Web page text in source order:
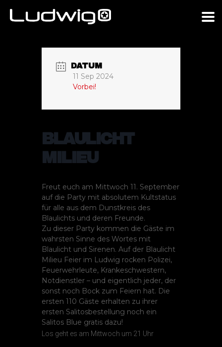
DATUM
11 Sep 2024
Vorbei!
BLAULICHT
MILIEU
Freut euch am Mittwoch 11. September
auf die Party mit absolutem Kultstatus
für alle aus dem Dunstkreis des
Blaulichts und deren Freunde.
Zu dieser Party kommen die Gäste im
wahrsten Sinne des Wortes mit
Blaulicht und Sirenen. Auf der Blaulicht
Milieu Feier im Ludwig rocken Polizei,
Feuerwehrleute, Krankeschwestern,
Notdienstler – und eigentlich jeder, der
sonst noch Bock zum Feiern hat. Die
ersten 110 Gäste erhalten zu ihrer
ersten Salitosbestellung noch ein
Salitos Blue gratis dazu!
Los geht es am Mittwoch um 21 Uhr